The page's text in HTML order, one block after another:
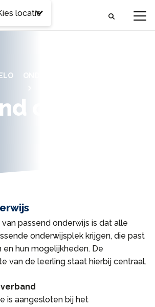
locatie
ONDERWIJS
onderwijs
passend onderwijs is dat alle
onderwijsplek krijgen, die past
en hun mogelijkheden. De
van de leerling staat hierbij centraal.
is aangesloten bij het